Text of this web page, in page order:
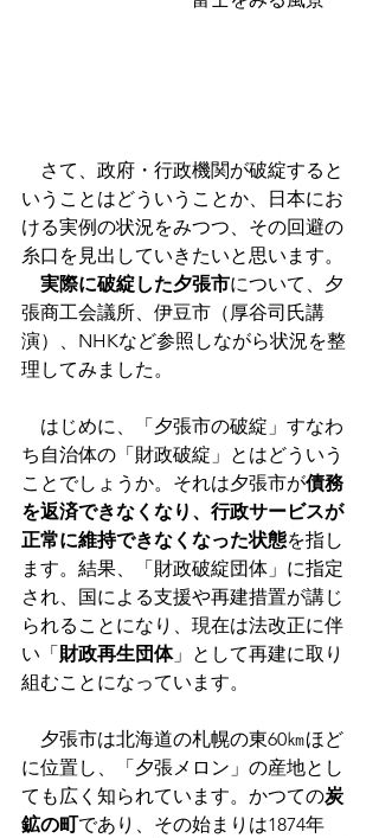
さて、政府・行政機関が破綻すると
いうことはどういうことか、日本にお
ける実例の状況をみつつ、その回避の
糸口を見出していきたいと思います。
実際に破綻した夕張市について、夕
張商工会議所、伊豆市（厚谷司氏講
演）、NHKなど参照しながら状況を整
理してみました。
はじめに、「夕張市の破綻」すなわ
ち自治体の「財政破綻」とはどういう
ことでしょうか。それは夕張市が債務
を返済できなくなり、行政サービスが
正常に維持できなくなった状態を指し
ます。結果、「財政破綻団体」に指定
され、国による支援や再建措置が講じ
られることになり、現在は法改正に伴
い「財政再生団体」として再建に取り
組むことになっています。
夕張市は北海道の札幌の東60㎞ほど
に位置し、「夕張メロン」の産地とし
ても広く知られています。かつての炭
鉱の町であり、その始まりは1874年